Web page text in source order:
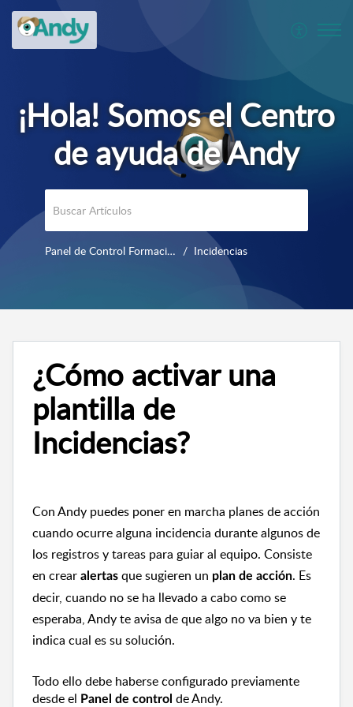
Panel de Control Formación y uso diario Incidencias
¿Cómo activar una
plantilla de
Incidencias?
Con Andy puedes poner en marcha planes de acción
cuando ocurre alguna incidencia durante algunos de
los registros y tareas para guiar al equipo. Consiste
en crear alertas que sugieren un plan de acción. Es
decir, cuando no se ha llevado a cabo como se
esperaba, Andy te avisa de que algo no va bien y te
indica cual es su solución.
Todo ello debe haberse configurado previamente
desdeel Panel de control de Andy.